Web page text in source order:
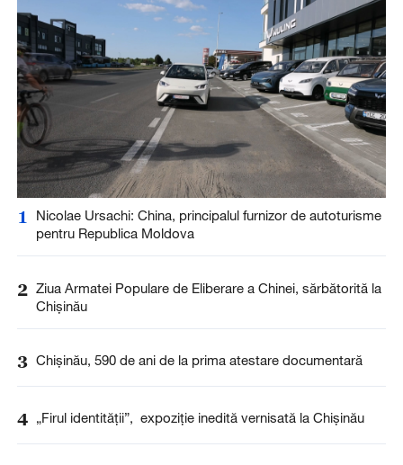
1
Nicolae Ursachi: China, principalul furnizor de autoturisme
pentru Republica Moldova
2 Ziua Armatei Populare de Eliberare a Chinei, sărbătorită la
Chișinău
3 Chișinău, 590 de ani de la prima atestare documentară
4 „Firul identității”, expoziție inedită vernisată la Chișinău